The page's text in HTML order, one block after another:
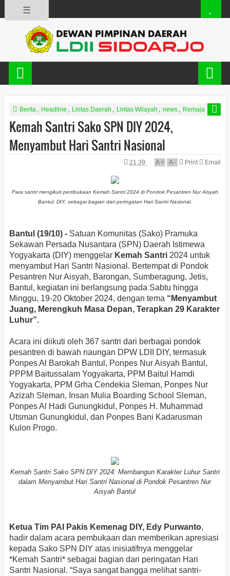
☰
Berita , Headline , Lintas Daerah , Lintas Wilayah , news , Remaja
,
Kemah Santri Sako SPN DIY 2024,
Menyambut Hari Santri Nasional
21.39 A+ A- Print Email
Para santri mengikuti pembukaan Kemah Santri 2024 di Pondok Pesantren Nur Aisyah
Bantul, DIY, sebagai bagian dari peringatan Hari Santri Nasional.
Bantul (19/10) -Satuan Komunitas (Sako) Pramuka
Sekawan Persada Nusantara (SPN) Daerah Istimewa
Yogyakarta (DIY) menggelar Kemah Santri2024 untuk
menyambut Hari Santri Nasional. Bertempat di Pondok
Pesantren Nur Aisyah, Barongan, Sumberagung, Jetis,
Bantul, kegiatan ini berlangsung pada Sabtu hingga
Minggu, 19-20 Oktober 2024, dengan tema “Menyambut
Juang, Merengkuh Masa Depan, Terapkan 29 Karakter
Luhur”.
Acara ini diikuti oleh 367 santri dari berbagai pondok
pesantren di bawah naungan DPW LDII DIY, termasuk
Ponpes Al Barokah Bantul, Ponpes Nur Aisyah Bantul,
PPPM Baitussalam Yogyakarta, PPM Baitul Hamdi
Yogyakarta, PPM Grha Cendekia Sleman, Ponpes Nur
Azizah Sleman, Insan Mulia Boarding School Sleman,
Ponpes Al Hadi Gunungkidul, Ponpes H. Muhammad
Utsman Gunungkidul, dan Ponpes Bani Kadarusman
Kulon Progo.
Kemah Santri Sako SPN DIY 2024: Membangun Karakter Luhur Santri
dalam Menyambut Hari Santri Nasional di Pondok Pesantren Nur
Aisyah Bantul
Ketua Tim PAI Pakis Kemenag DIY, Edy Purwanto,
hadir dalam acara pembukaan dan memberikan apresiasi
kepada Sako SPN DIY atas inisiatifnya menggelar
*Kemah Santri* sebagai bagian dari peringatan Hari
Santri Nasional. “Saya sangat bangga melihat santri-